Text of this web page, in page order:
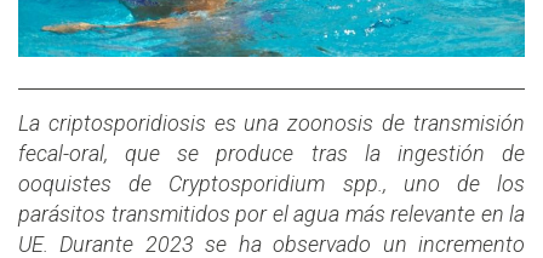
La criptosporidiosis es una zoonosis de transmisión
fecal-oral, que se produce tras la ingestión de
ooquistes de Cryptosporidium spp., uno de los
parásitos transmitidos por el agua más relevante en la
UE. Durante 2023 se ha observado un incremento